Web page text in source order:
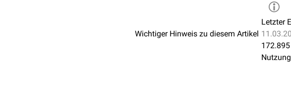
zählen u.a. die lipophilen
zählt als wichtigster
Wichtiger Hinweis zu diesem Artikel
Letzter